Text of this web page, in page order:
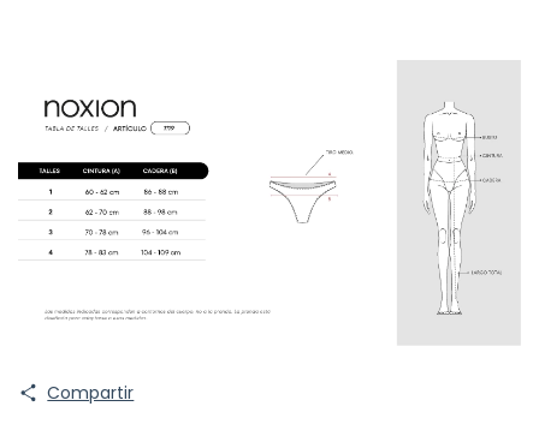
Compartir